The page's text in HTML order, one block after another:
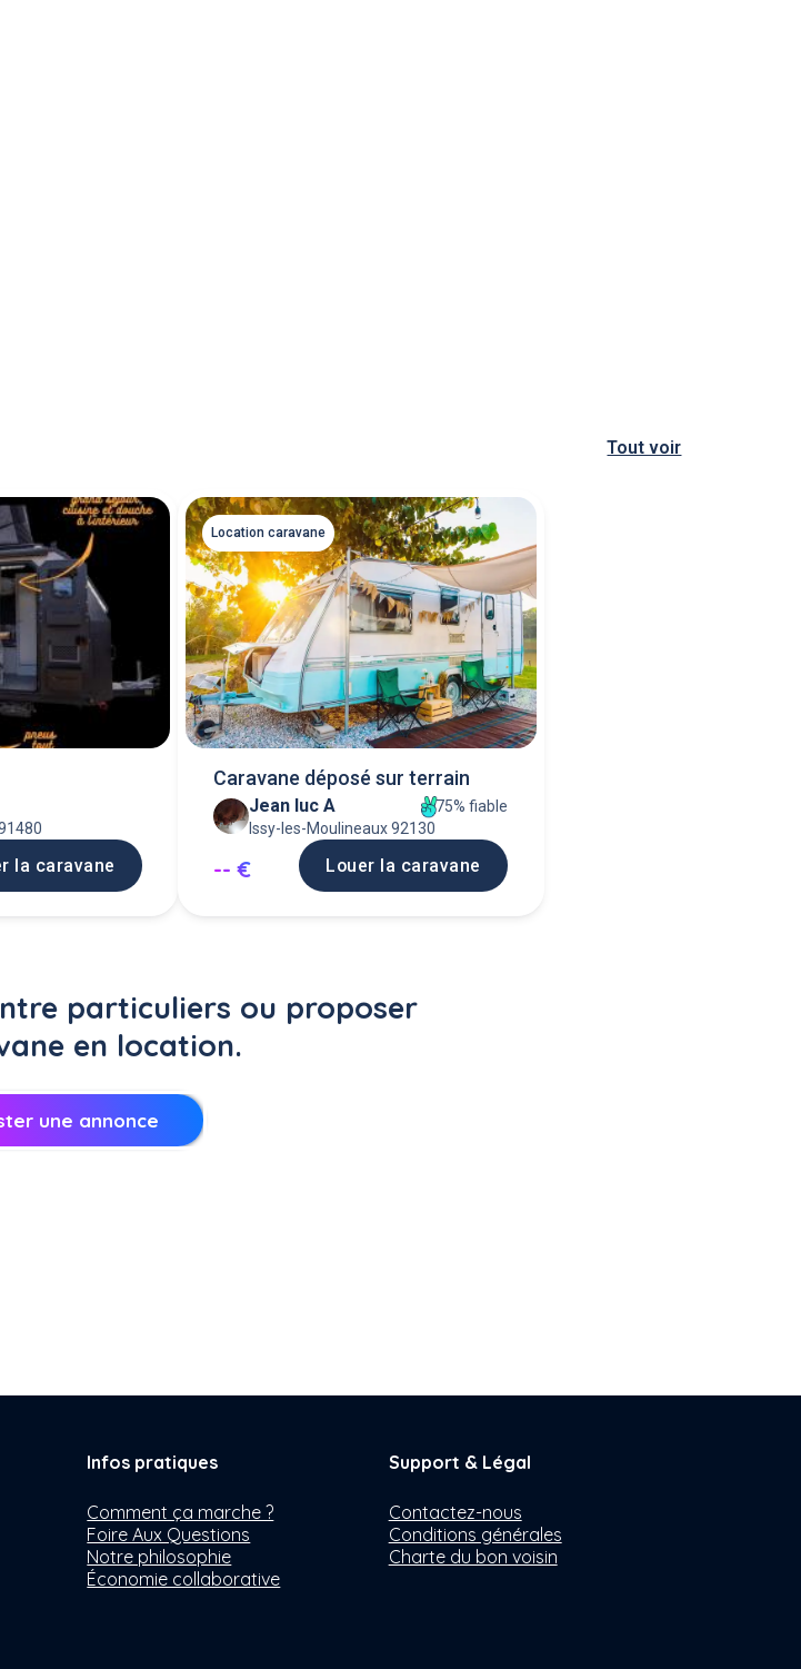
Tout voir
la caravane
Location caravane
Caravane déposé sur terrain
Jean luc A
75% fiable
Issy-les-Moulineaux 92130
-- € Louer la caravane
particuliers ou proposer
en location.
une annonce
Infos pratiques
Comment ça marche ?
Foire Aux Questions
Notre philosophie
Économie collaborative
Support & Légal
Contactez-nous
Conditions générales
Charte du bon voisin